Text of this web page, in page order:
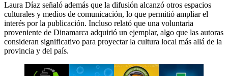
Laura Díaz señaló además que la difusión alcanzó otros espacios
culturales y medios de comunicación, lo que permitió ampliar el
interés por la publicación. Incluso relató que una voluntaria
proveniente de Dinamarca adquirió un ejemplar, algo que las autoras
consideran significativo para proyectar la cultura local más allá de la
provincia y del país.